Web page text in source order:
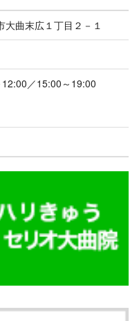
曲末広１丁目２－１
／15:00～19:00